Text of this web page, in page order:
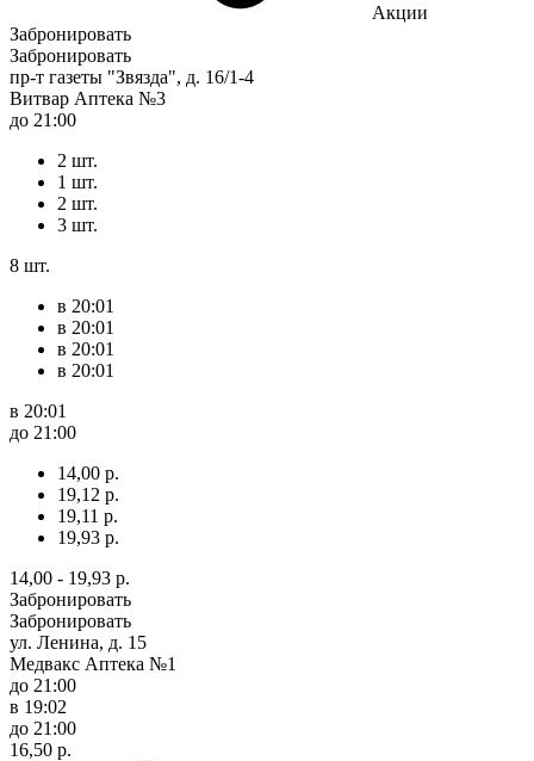
Акции
Забронировать
Забронировать
пр-т газеты "Звязда", д. 16/1-4
Витвар Аптека №3
до 21:00
2 шт.
1 шт.
2 шт.
3 шт.
8 шт.
в 20:01
в 20:01
в 20:01
в 20:01
в 20:01
до 21:00
14,00 р.
19,12 р.
19,11 р.
19,93 р.
14,00 - 19,93 р.
Забронировать
Забронировать
ул. Ленина, д. 15
Медвакс Аптека №1
до 21:00
в 19:02
до 21:00
16,50 р.